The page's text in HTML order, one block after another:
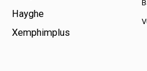
Hayghe
Xemphimplus